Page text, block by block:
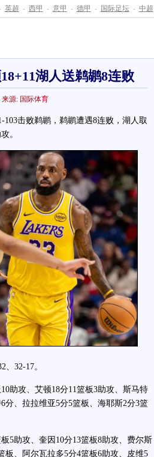
英超 - 西甲 - 意甲 - 德甲 - 国际足坛 - 中超
湖人送鹈鹕8连败
来源: 国际体育
击败鹈鹕，鹈鹕遭遇8连败，湖人取
。
32-17。
助攻、艾顿18分11篮板3助攻、斯马特
分、拉拉维亚5分5篮板、海耶斯2分3篮
助攻、奎因10分13篮板8助攻、费尔斯
板、阿尔瓦拉多5分4篮板6助攻、皮维5